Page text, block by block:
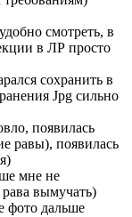
смотреть, в
в ЛР просто
сохранить в
Jpg сильно
появилась
равы), появилась
мне не
рава вымучать)
фото дальше